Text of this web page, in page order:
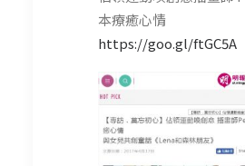
本療癒心情
https://goo.gl/ftGC5A